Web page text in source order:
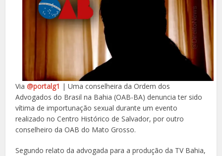
Via@portalg1 | Uma conselheira da Ordem dos
Advogados do Brasil na Bahia (OAB-BA) denuncia ter sido
vítima de importunação sexual durante um evento
realizado no Centro Histórico de Salvador, por outro
conselheiro da OAB do Mato Grosso.
Segundo relato da advogada para a produção da TV Bahia,